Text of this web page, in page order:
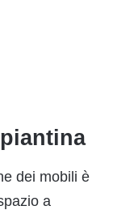
dei mobili è
a